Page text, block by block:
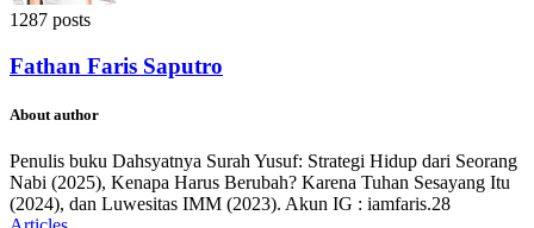
1287 posts
Fathan Faris Saputro
About author
Penulis buku Dahsyatnya Surah Yusuf: Strategi Hidup dari Seorang
Nabi (2025), Kenapa Harus Berubah? Karena Tuhan Sesayang Itu
(2024), dan Luwesitas IMM (2023). Akun IG : iamfaris.28